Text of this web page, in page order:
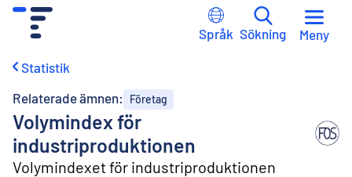
Språk Sökning Meny
Statistik
Relaterade ämnen:
Företag
Volymindex för
industriproduktionen
Volymindexet för industriproduktionen